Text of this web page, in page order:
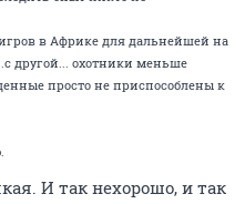
условиях..ими ясное
и отследить опыт
тигров в Африке
однйо стороны
охотятся на
просто не